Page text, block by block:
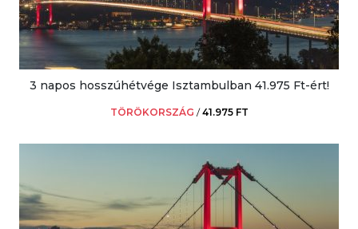
3 napos hosszúhétvége Isztambulban 41.975 Ft-ért!
TÖRÖKORSZÁG /41.975 FT